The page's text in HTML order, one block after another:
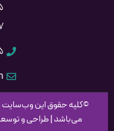
©کلیه حقوق این
می‌باشد | طراحی و